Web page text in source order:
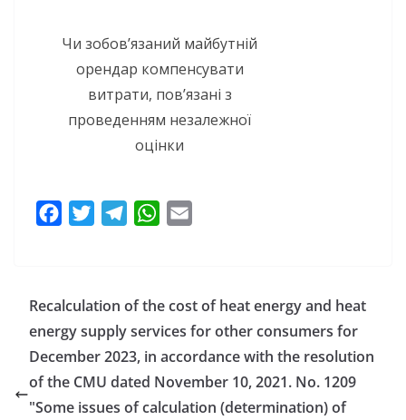
Чи зобов’язаний майбутній
орендар компенсувати
витрати, пов’язані з
проведенням незалежної
оцінки
b
o
o
k
t
e
r
g
r
a
m
W
s
A
p
p
l
Recalculation of the cost of heat energy and heat
energy supply services for other consumers for
December 2023, in accordance with the resolution
of the CMU dated November 10, 2021. No. 1209
"Some issues of calculation (determination) of